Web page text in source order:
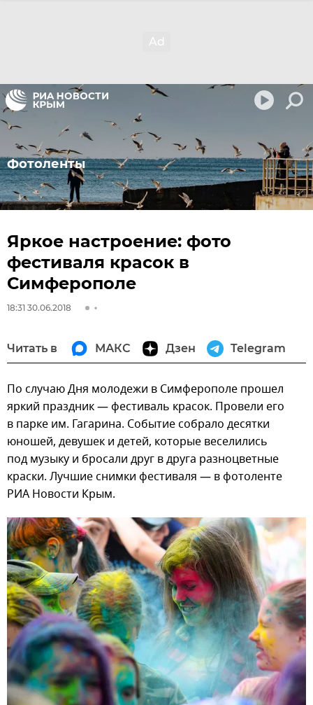
Фотоленты
Яркое настроение: фото
фестиваля красок в
Симферополе
18:31 30.06.2018
Читать в МАКС Дзен Telegram
По случаю Дня молодежи в Симферополе прошел
яркий праздник — фестиваль красок. Провели его
в парке им. Гагарина. Событие собрало десятки
юношей, девушек и детей, которые веселились
под музыку и бросали друг в друга разноцветные
краски. Лучшие снимки фестиваля — в фотоленте
РИА Новости Крым.